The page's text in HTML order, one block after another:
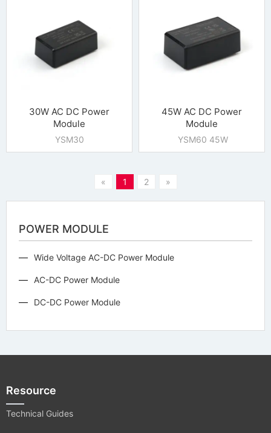
POWER MODULE
Wide Voltage AC-DC Power Module
AC-DC Power Module
DC-DC Power Module
30W AC DC Power
Module
YSM30
45W AC DC Power
Module
YSM60 45W
« 1 2 »
Resource
Technical Guides